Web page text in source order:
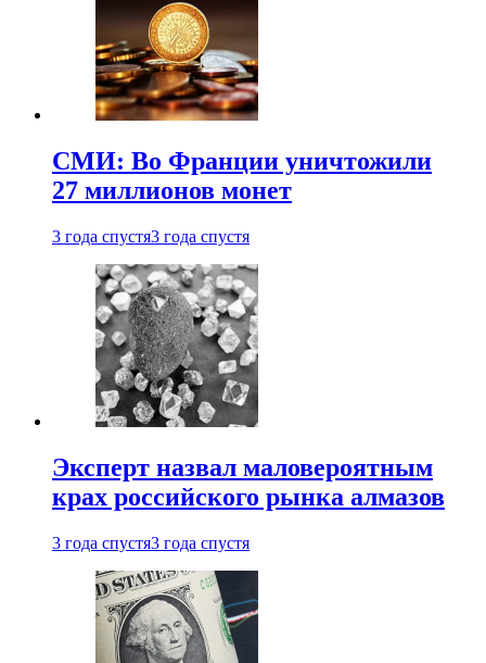
СМИ: Во Франции уничтожили
27 миллионов монет
3 года спустя3 года спустя
Эксперт назвал маловероятным
крах российского рынка алмазов
3 года спустя3 года спустя